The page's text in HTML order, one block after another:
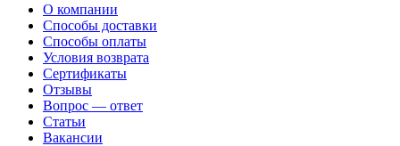
О компании
Способы доставки
Способы оплаты
Условия возврата
Сертификаты
Отзывы
Вопрос — ответ
Статьи
Вакансии